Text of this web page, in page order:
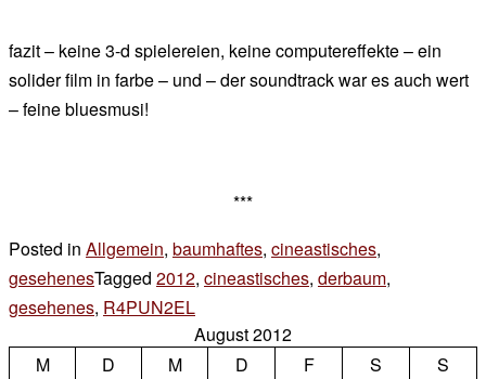
fazit – keine 3-d spielereien, keine computereffekte – ein
solider film in farbe – und – der soundtrack war es auch wert
– feine bluesmusi!
***
Posted in Allgemein, baumhaftes, cineastisches,
gesehenesTagged 2012, cineastisches, derbaum,
gesehenes, R4PUN2EL
zu
August 2012
M
D M D F S
S